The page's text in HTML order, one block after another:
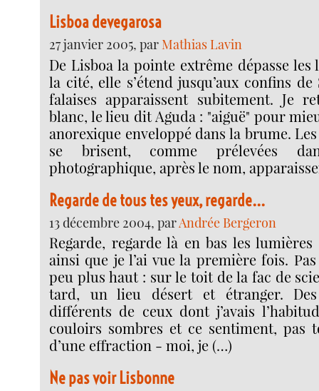
Lisboa devegarosa
27 janvier 2005, par Mathias Lavin
De Lisboa la pointe extrême dépasse
la cité, elle s’étend jusqu’aux confins
falaises apparaissent subitement. Je
blanc, le lieu dit Aguda : "aiguë" pour
anorexique enveloppé dans la brume.
se brisent, comme prélevées
photographique, après le nom,
Regarde de tous tes yeux, regarde...
13 décembre 2004, parAndrée Bergeron
Regarde, regarde là en bas les lumières
ainsi que je l’ai vue la première fois.
peu plus haut : sur le toit de la fac de
tard, un lieu désert et étranger.
différents de ceux dont j’avais
couloirs sombres et ce sentiment, pas
d’une effraction - moi, je (…)
Ne pas voir Lisbonne